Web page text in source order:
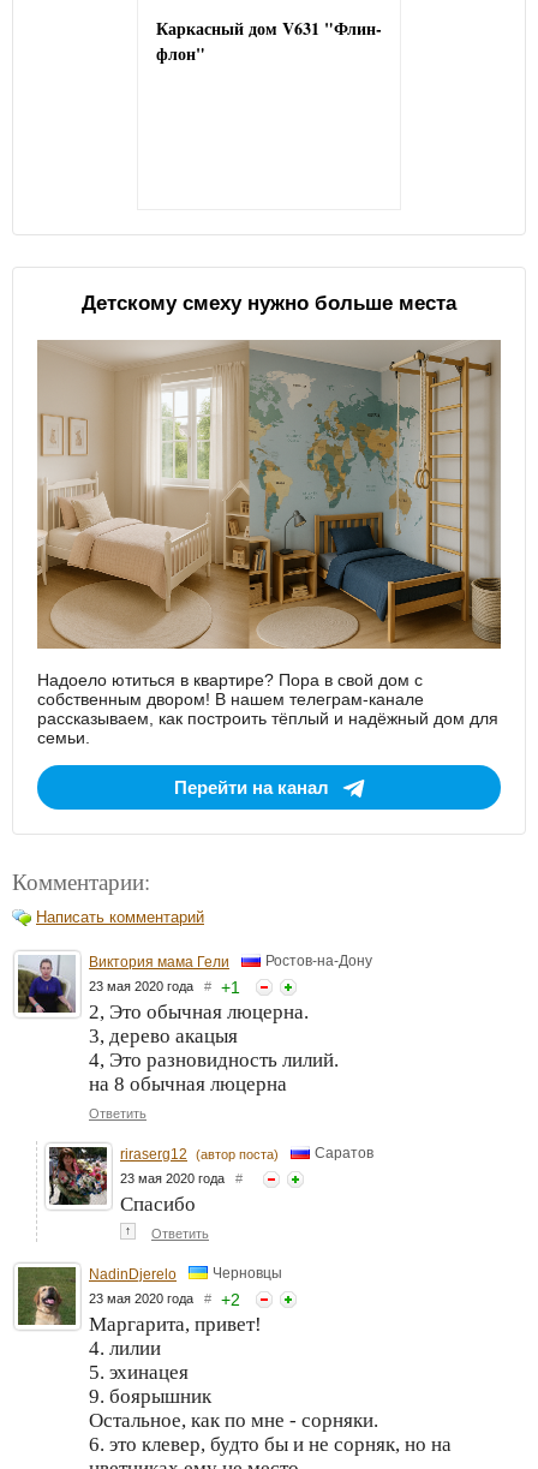
Каркасный дом V631 "Флин-
флон"
Детскому смеху нужно больше места
Надоело ютиться в квартире? Пора в свой дом с
собственным двором! В нашем телеграм-канале
рассказываем, как построить тёплый и надёжный дом для
семьи.
Перейти на канал
Комментарии:
Написать комментарий
Виктория мама Гели Ростов-на-Дону
23 мая 2020 года # +1
2, Это обычная люцерна.
3, дерево акацыя
4, Это разновидность лилий.
на 8 обычная люцерна
Ответить
riraserg12 (автор поста) Саратов
23 мая 2020 года #
Спасибо
↑ Ответить
NadinDjerelo Черновцы
23 мая 2020 года # +2
Маргарита, привет!
4. лилии
5. эхинацея
9. боярышник
Остальное, как по мне - сорняки.
6. это клевер, будто бы и не сорняк, но на